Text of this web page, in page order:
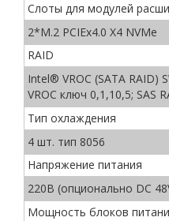
Слоты для модулей
2*M.2 PCIEx4.0 X4 NVMe
RAID
Intel® VROC (SATA RAID)
VROC ключ 0,1,10,5; SAS
Тип охлаждения
4 шт. тип 8056
Напряжение питания
220В (опционально DC
Мощность блоков